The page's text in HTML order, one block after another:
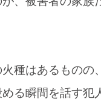
種はあるものの
る瞬間を話す犯